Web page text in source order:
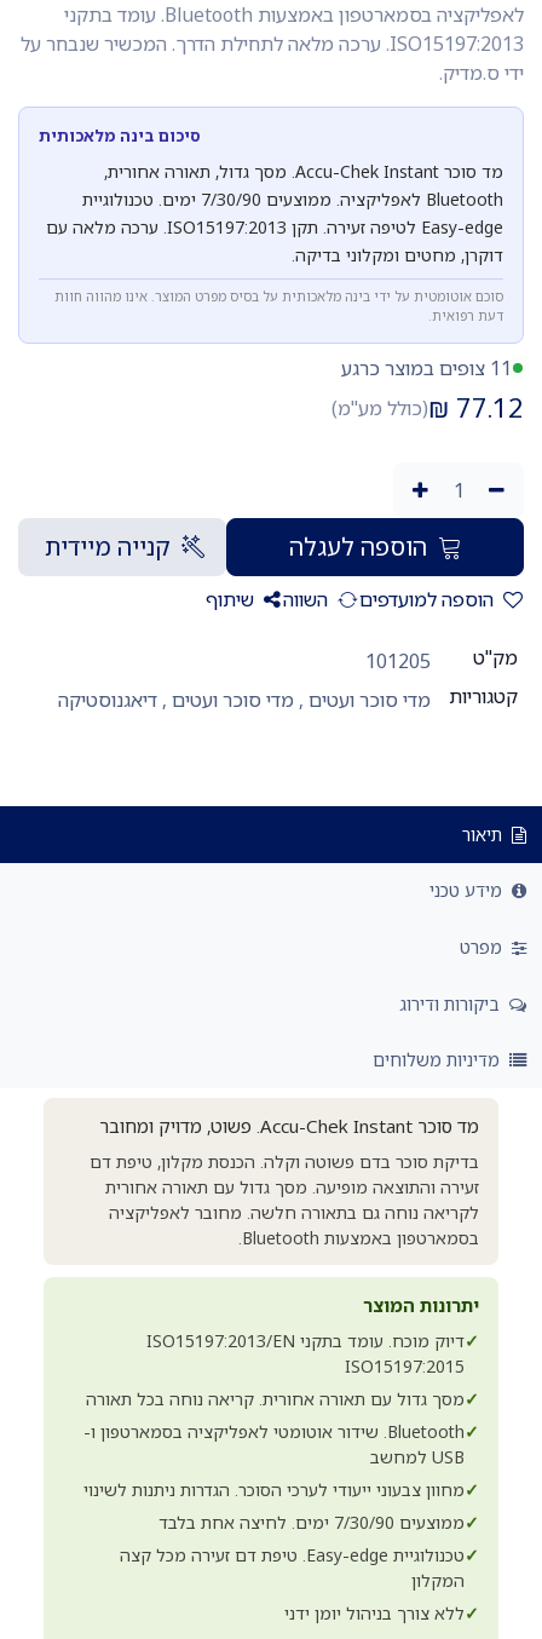
לאפליקציה בסמארטפון באמצעות Bluetooth. עומד בתקני
ISO15197:2013. ערכה מלאה לתחילת הדרך. המכשיר שנבחר על
ידי ס.מדיק.
סיכום בינה מלאכותית
מד סוכר Accu-Chek Instant. מסך גדול, תאורה אחורית,
Bluetooth לאפליקציה. ממוצעים 7/30/90 ימים. טכנולוגיית
Easy-edge לטיפה זעירה. תקן ISO15197:2013. ערכה מלאה עם
דוקרן, מחטים ומקלוני בדיקה.
סוכם אוטומטית על ידי בינה מלאכותית על בסיס מפרט המוצר. אינו מהווה חוות
דעת רפואית.
11 צופים במוצר כרגע
77.12
₪(כולל מע"מ)
הוספה לעגלה קנייה מיידית
הוספה למועדפים השווה שיתוף
מק"ט
101205
קטגוריות
מדי סוכר ועטים, מדי סוכר ועטים, דיאגנוסטיקה
תיאור
מידע טכני
מפרט
ביקורות ודירוג
מדיניות משלוחים
מד סוכר Accu-Chek Instant. פשוט, מדויק ומחובר
בדיקת סוכר בדם פשוטה וקלה. הכנסת מקלון, טיפת דם
זעירה והתוצאה מופיעה. מסך גדול עם תאורה אחורית
לקריאה נוחה גם בתאורה חלשה. מחובר לאפליקציה
בסמארטפון באמצעות Bluetooth.
יתרונות המוצר
✓
דיוק מוכח. עומד בתקני ISO15197:2013/EN
ISO15197:2015
✓מסך גדול עם תאורה אחורית. קריאה נוחה בכל תאורה
✓
Bluetooth. שידור אוטומטי לאפליקציה בסמארטפון ו-
USB למחשב
✓מחוון צבעוני ייעודי לערכי הסוכר. הגדרות ניתנות לשינוי
✓ממוצעים 7/30/90 ימים. לחיצה אחת בלבד
✓
טכנולוגיית Easy-edge. טיפת דם זעירה מכל קצה
המקלון
✓ללא צורך בניהול יומן ידני